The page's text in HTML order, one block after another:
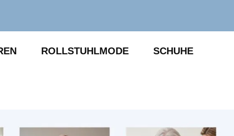
ROLLSTUHLMODE SCHUHE